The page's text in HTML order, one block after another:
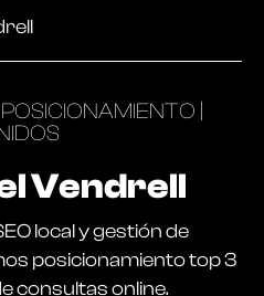
|
Vendrell
local y gestión de
posicionamiento top 3
consultas online.